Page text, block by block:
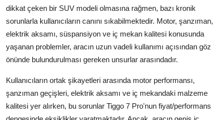
dikkat çeken bir SUV modeli olmasına rağmen, bazı kronik
sorunlarla kullanıcıların canını sıkabilmektedir. Motor, şanzıman,
elektrik aksamı, süspansiyon ve iç mekan kalitesi konusunda
yaşanan problemler, aracın uzun vadeli kullanımı açısından göz
önünde bulundurulması gereken unsurlar arasındadır.
Kullanıcıların ortak şikayetleri arasında motor performansı,
şanzıman geçişleri, elektrik aksamı ve iç mekandaki malzeme
kalitesi yer alırken, bu sorunlar Tiggo 7 Pro'nun fiyat/performans